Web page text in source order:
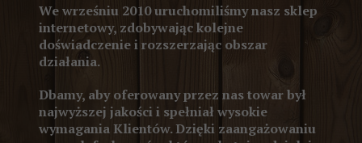
We wrześniu 2010 uruchomiliśmy nasz sklep
internetowy, zdobywając kolejne
doświadczenie i rozszerzając obszar
działania.
Dbamy, aby oferowany przez nas towar był
najwyższej jakości i spełniał wysokie
wymagania Klientów. Dzięki zaangażowaniu